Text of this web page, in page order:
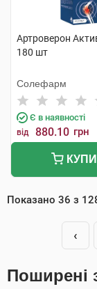
Артроверон
180 шт
Солефарм
Є в наявності
від 880.10 грн
Показано 36 з
‹
Поширені